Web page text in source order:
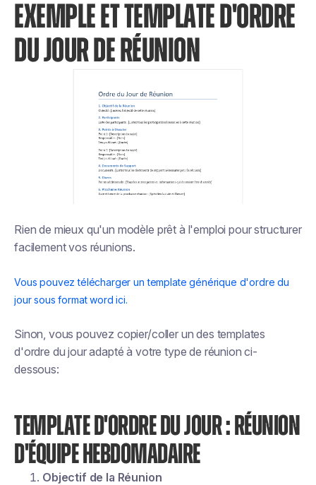
EXEMPLE ET TEMPLATE D'ORDRE
DU JOUR DE RÉUNION
Rien de mieux qu'un modèle prêt à l'emploi pour structurer
facilement vos réunions.
Vous pouvez télécharger un template générique d'ordre du
jour sous format word ici.
Sinon, vous pouvez copier/coller un des templates
d'ordre du jour adapté à votre type de réunion ci-
dessous:
TEMPLATE D'ORDRE DU JOUR : RÉUNION
D'ÉQUIPE HEBDOMADAIRE
Objectif de la Réunion